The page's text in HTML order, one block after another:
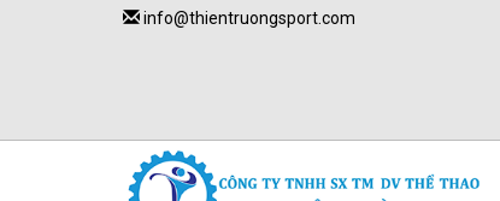
info@thientruongsport.com